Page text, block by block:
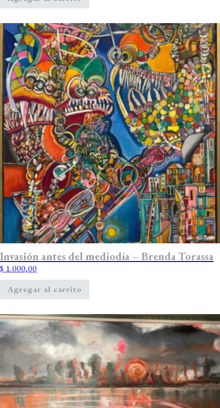
Invasión antes del mediodía – Brenda Torassa
$ 1.000,00
Agregar al carrito